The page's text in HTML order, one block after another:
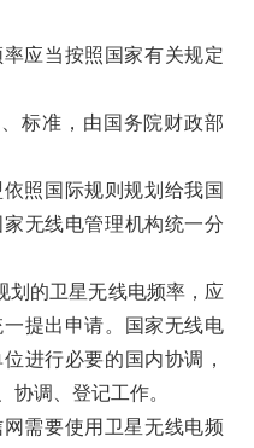
应当按照国家有关规定
标准，由国务院财政部
照国际规则规划给我国
无线电管理机构统一分
划的卫星无线电频率，应
提出申请。国家无线电
进行必要的国内协调，
协调、登记工作。
需要使用卫星无线电频